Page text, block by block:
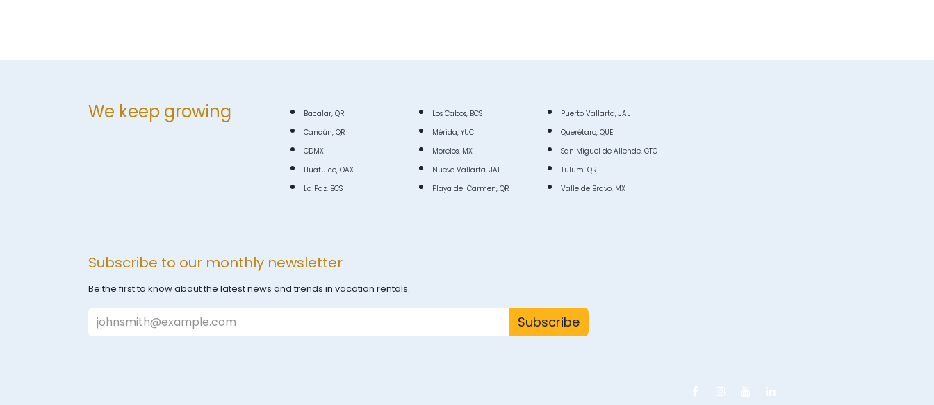
Subscribe to our monthly newsletter
Be the first to know about the latest news and trends in vacation rentals.
Subscribe
Los Cabos, BCS
Mérida, YUC
Morelos, MX
Nuevo Vallarta, JAL
Playa del Carmen, QR
Bacalar, QR
Cancún, QR
CDMX
Huatulco, OAX
La Paz, BCS
Puerto Vallarta, JAL
Querétaro, QUE
San Miguel de Allende, GTO
Tulum, QR
Valle de Bravo, MX
We keep growing